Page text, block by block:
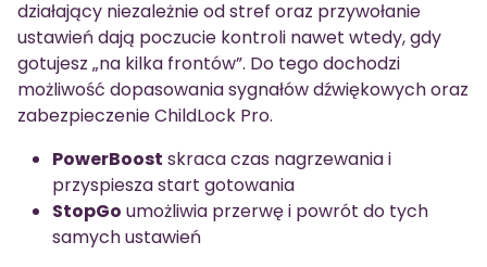
działający niezależnie od stref oraz przywołanie
ustawień dają poczucie kontroli nawet wtedy, gdy
gotujesz „na kilka frontów”. Do tego dochodzi
możliwość dopasowania sygnałów dźwiękowych oraz
zabezpieczenie ChildLock Pro.
PowerBoost skraca czas nagrzewania i
przyspiesza start gotowania
StopGo umożliwia przerwę i powrót do tych
samych ustawień